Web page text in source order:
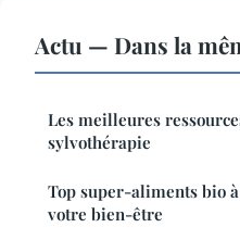
Actu — Dans la
Les meilleures
sylvothérapie
Top super-aliments bio
votre bien-être